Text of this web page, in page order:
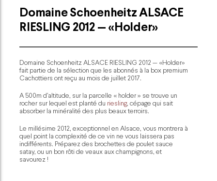
Domaine Schoenheitz ALSACE
RIESLING 2012 — «Holder»
Domaine Schoenheitz ALSACE RIESLING 2012 — «Holder»
fait partie de la sélection que les abonnés à la box premium
Cachottiers ont reçu au mois de juillet 2017.
A 500m d’altitude, sur la parcelle « holder » se trouve un
rocher sur lequel est planté du riesling, cépage qui sait
absorber la minéralité des plus beaux terroirs.
Le millésime 2012, exceptionnel en Alsace, vous montrera à
quel point la complexité de ce vin ne vous laissera pas
indifférents. Préparez des brochettes de poulet sauce
satay, ou un bon rôti de veaux aux champignons, et
savourez !